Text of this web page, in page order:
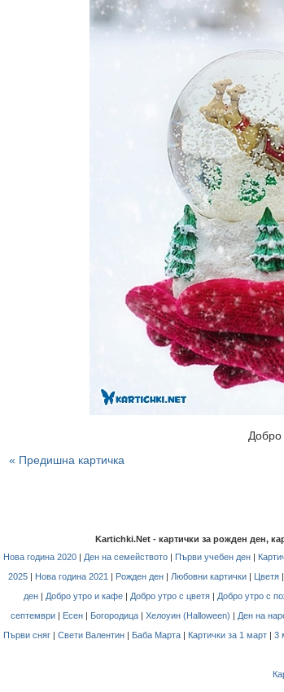
Добро
« Предишна картичка
Kartichki.Net - картички за рожден ден,
Нова година 2020| Ден на семейството| Първи учебен ден|
2025| Нова година 2021 | Рожден ден| Любовни картички| Цветя|
ден | Добро утро и кафе | Добро утро с цветя | Добро утро с
септември| Есен| Богородица| Хелоуин (Halloween) | Ден на
Първи сняг | Свети Валентин | Баба Марта | Картички за 1 март | 3